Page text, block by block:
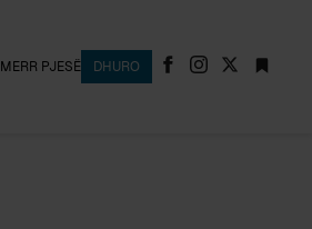
MERR PJESË DHURO